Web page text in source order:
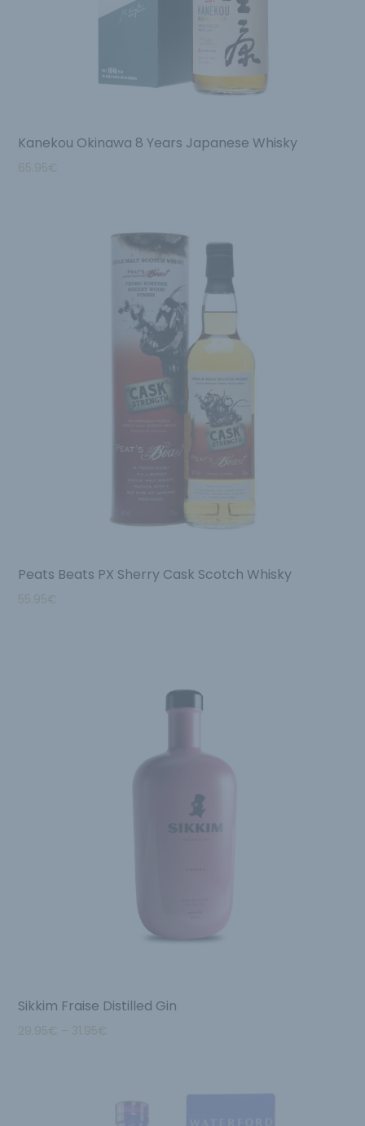
Kanekou Okinawa 8 Years Japanese Whisky
65.95€
Peats Beats PX Sherry Cask Scotch Whisky
55.95€
Sikkim Fraise Distilled Gin
29.95€ – 31.95€